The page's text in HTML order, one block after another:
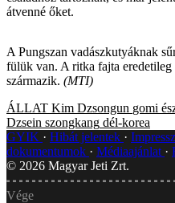
átvenné őket.
A Pungszan vadászkutyáknak
fülük van. A ritka fajta eredetileg
származik. (MTI)
ÁLLAT Kim Dzsongun gomi
Dzsein szongkang dél-korea
GYIK
Hibát jelentek
dokumentumok
Médiaajánlat
© 2026 Magyar Jeti Zrt.
Vége